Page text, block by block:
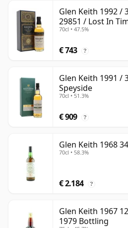
Glen Keith 1992 /
29851 / Lost In
70cl • 47.5%
€ 743 ?
Glen Keith 1991 /
Speyside
70cl • 51.3%
€ 909 ?
Glen Keith 1968
70cl • 58.3%
€ 2.184 ?
Glen Keith 1967
1979 Bottling